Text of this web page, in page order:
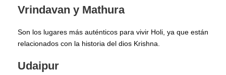
Vrindavan y Mathura
Son los lugares más auténticos para vivir Holi, ya que están
relacionados con la historia del dios Krishna.
Udaipur